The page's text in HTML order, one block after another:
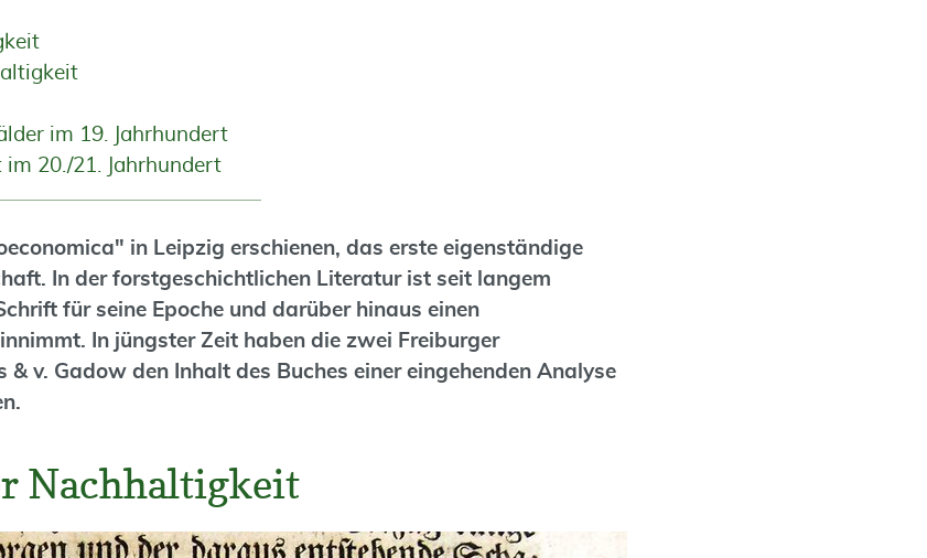
im 19. Jahrhundert
20./21. Jahrhundert
in Leipzig erschienen, das erste eigenständige
In der forstgeschichtlichen Literatur ist seit langem
für seine Epoche und darüber hinaus einen
In jüngster Zeit haben die zwei Freiburger
& v. Gadow den Inhalt des Buches einer eingehenden Analyse
Nachhaltigkeit